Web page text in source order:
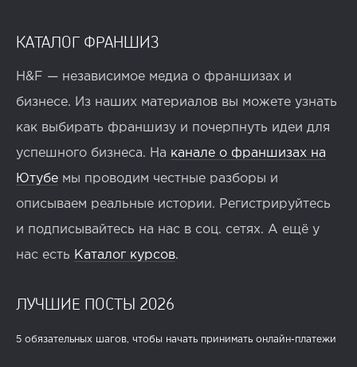
КАТАЛОГ ФРАНШИЗ
H&F — независимое медиа о франшизах и
бизнесе. Из наших материалов вы можете узнать
как выбирать франшизу и почерпнуть идеи для
успешного бизнеса. На канале о франшизах на
Ютубе мы проводим честные разборы и
описываем реальные истории. Регистрируйтесь
и подписывайтесь на нас в соц. сетях. А ещё у
нас есть Каталог курсов.
ЛУЧШИЕ ПОСТЫ 2026
5 обязательных шагов, чтобы начать принимать онлайн-платежи